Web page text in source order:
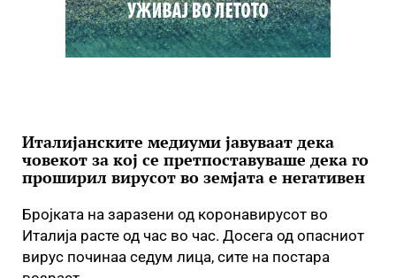
Италијанските медиуми јавуваат дека
човекот за кој се претпоставуваше дека го
проширил вирусот во земјата е негативен
Бројката на заразени од коронавирусот во
Италија расте од час во час. Досега од опасниот
вирус починаа седум лица, сите на постара